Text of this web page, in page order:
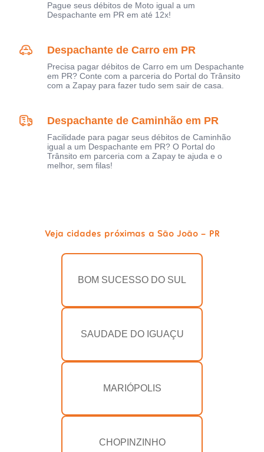
Pague seus débitos de Moto igual a um
Despachante em PR em até 12x!
Despachante de Carro em PR
Precisa pagar débitos de Carro em um Despachante
em PR? Conte com a parceria do Portal do Trânsito
com a Zapay para fazer tudo sem sair de casa.
Despachante de Caminhão em PR
Facilidade para pagar seus débitos de Caminhão
igual a um Despachante em PR? O Portal do
Trânsito em parceria com a Zapay te ajuda e o
melhor, sem filas!
Veja cidades próximas a São João - PR
BOM SUCESSO DO SUL
SAUDADE DO IGUAÇU
MARIÓPOLIS
CHOPINZINHO